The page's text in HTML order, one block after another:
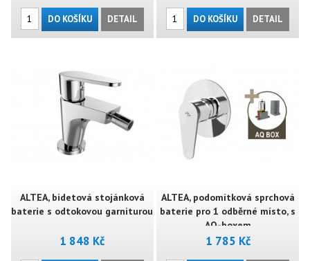
DO KOŠÍKU DETAIL DO KOŠÍKU DETAIL
ALTEA, bidetová stojánková
baterie s odtokovou garniturou
1 848 Kč
ALTEA, podomítková sprchová
baterie pro 1 odběrné místo, s
AQ-boxem
1 785 Kč